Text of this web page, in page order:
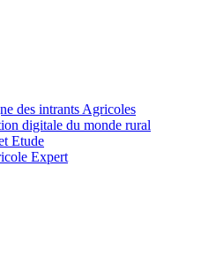
des intrants Agricoles
digitale du monde rural
Etude
Expert